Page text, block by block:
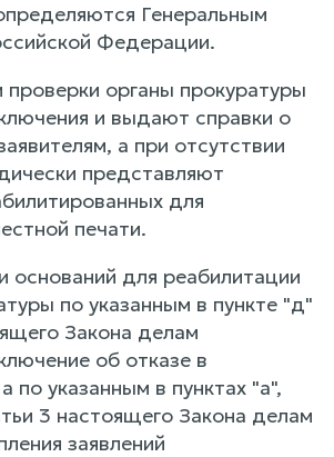
Генеральным
Федерации.
органы прокуратуры
и выдают справки о
а при отсутствии
представляют
для
печати.
оснований для реабилитации
по указанным в пункте "д"
Закона делам
об отказе в
по указанным в пунктах "а",
3 настоящего Закона делам
заявлений